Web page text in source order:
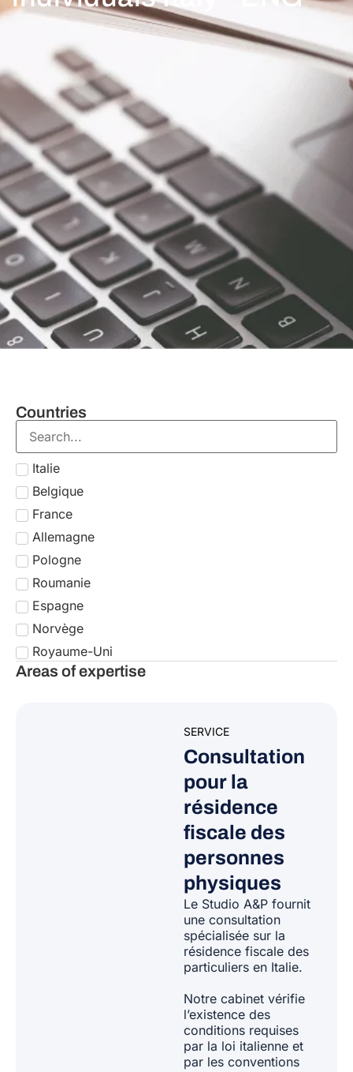
Countries
Italie
Belgique
France
Allemagne
Pologne
Roumanie
Espagne
Norvège
Royaume-Uni
Areas of expertise
SERVICE
Consultation
pour la
résidence
fiscale des
personnes
physiques
Le Studio A&P fournit
une consultation
spécialisée sur la
résidence fiscale des
particuliers en Italie.
Notre cabinet vérifie
l’existence des
conditions requises
par la loi italienne et
par les conventions